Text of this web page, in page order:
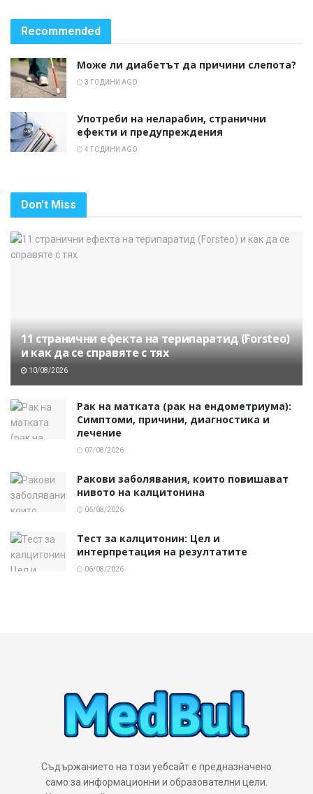
Recommended
Може ли диабетът да причини слепота?
3 ГОДИНИ AGO
Употреби на неларабин, странични
ефекти и предупреждения
4 ГОДИНИ AGO
Don't Miss
11 странични ефекта на терипаратид (Forsteo)
и как да се справяте с тях
10/08/2026
Рак на матката (рак на ендометриума):
Симптоми, причини, диагностика и
лечение
07/08/2026
Ракови заболявания, които повишават
нивото на калцитонина
06/08/2026
Тест за калцитонин: Цел и
интерпретация на резултатите
06/08/2026
Съдържанието на този уебсайт е предназначено
само за информационни и образователни цели.